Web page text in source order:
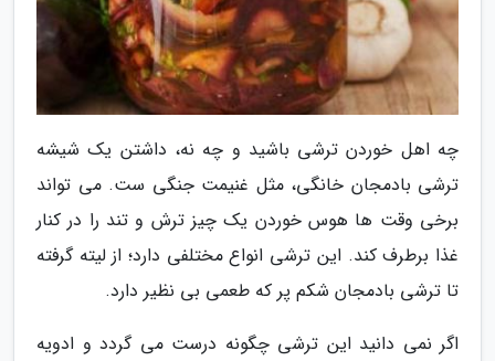
چه اهل خوردن ترشی باشید و چه نه، داشتن یک شیشه
ترشی بادمجان خانگی، مثل غنیمت جنگی ست. می تواند
برخی وقت ها هوس خوردن یک چیز ترش و تند را در کنار
غذا برطرف کند. این ترشی انواع مختلفی دارد؛ از لیته گرفته
تا ترشی بادمجان شکم پر که طعمی بی نظیر دارد.
اگر نمی دانید این ترشی چگونه درست می گردد و ادویه